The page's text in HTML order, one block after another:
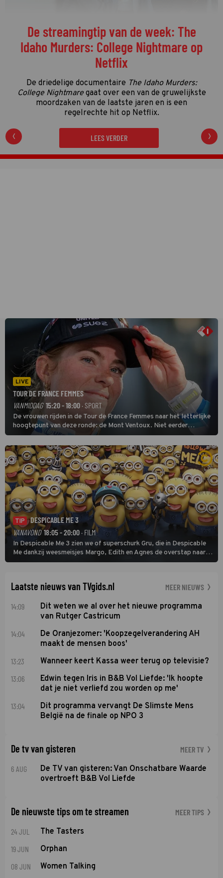
Welke programma's liggen momenteel
op kop in de vierde kwalificatieronde?
De vierde kwalificatieronde én de streamingronde
van de Gouden Televizier-Ring 2026 zijn in volle
gang. Tijd dus voor de eerste én enige tussenstand!
LEES VERDER
LIVE
TOUR DE FRANCE FEMMES
VANMIDDAG 15:20 - 18:00 · SPORT
De vrouwen rijden in de Tour de France Femmes naar het letterlijke
hoogtepunt van deze ronde: de Mont Ventoux. Niet eerder
finishten de vrouwen voor deze koers op deze kale col uit de
buitencategorie. De aanloop naar de slotklim is vlak.
TIP
DESPICABLE ME 3
VANAVOND 18:05 - 20:00· FILM
In Despicable Me 3 zien we of superschurk Gru, die in Despicable
Me dankzij weesmeisjes Margo, Edith en Agnes de overstap naar
het rechte pad maakte, ook op dat pad weet te blijven.
Laatste nieuws van TVgids.nl MEER NIEUWS
14:09
Dit weten we al over het nieuwe programma
van Rutger Castricum
14:04
De Oranjezomer: 'Koopzegelverandering AH
maakt de mensen boos'
13:23 Wanneer keert Kassa weer terug op televisie?
13:06
Edwin tegen Iris in B&B Vol Liefde: 'Ik hoopte
dat je niet verliefd zou worden op me'
13:04
Dit programma vervangt De Slimste Mens
België na de finale op NPO 3
De tv van gisteren MEER TV
6 AUG
De TV van gisteren: Van Onschatbare Waarde
overtroeft B&B Vol Liefde
De nieuwste tips om te streamen MEER TIPS
24 JUL The Tasters
19 JUN Orphan
08 JUN Women Talking